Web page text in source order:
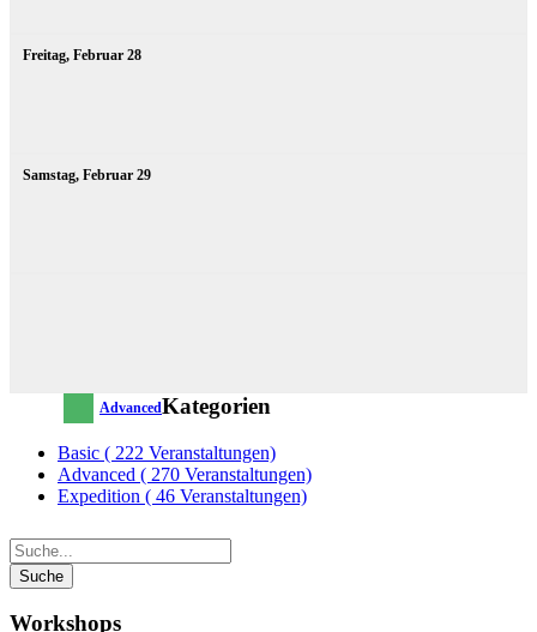
Freitag, Februar 28
Samstag, Februar 29
AdvancedKategorien
Basic ( 222 Veranstaltungen)
Advanced ( 270 Veranstaltungen)
Expedition ( 46 Veranstaltungen)
Workshops